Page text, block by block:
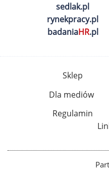
sedlak.pl
rynekpracy.pl
badaniaHR.pl
Sklep
Dla mediów
Regulamin